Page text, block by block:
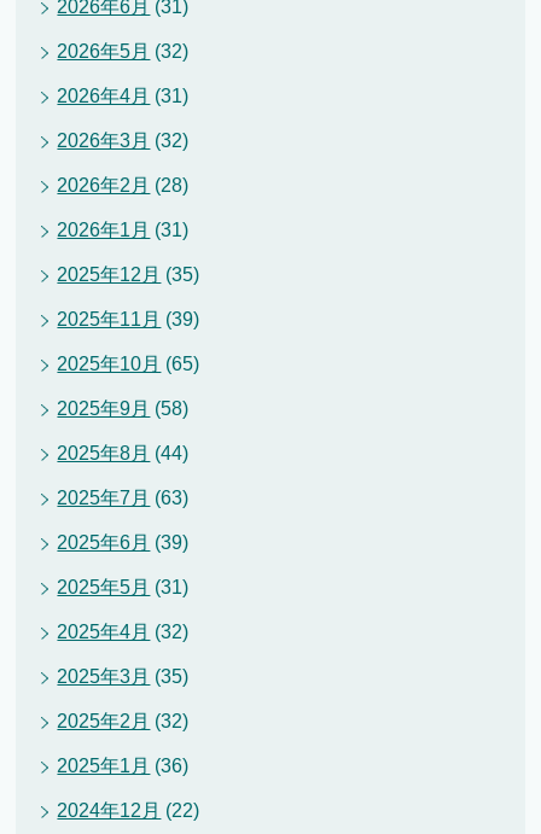
2026年6月 (31)
2026年5月 (32)
2026年4月 (31)
2026年3月 (32)
2026年2月 (28)
2026年1月 (31)
2025年12月 (35)
2025年11月 (39)
2025年10月 (65)
2025年9月 (58)
2025年8月 (44)
2025年7月 (63)
2025年6月 (39)
2025年5月 (31)
2025年4月 (32)
2025年3月 (35)
2025年2月 (32)
2025年1月 (36)
2024年12月 (22)